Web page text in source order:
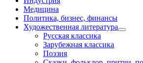
Медицина
Политика, бизнес, финансы
Художественная литература
Русская классика
Зарубежная классика
Поэзия